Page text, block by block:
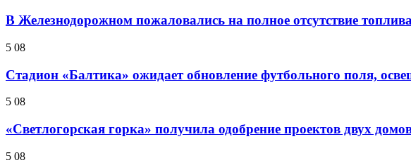
В Железнодорожном пожаловались на полное отсутствие
5 08
Стадион «Балтика» ожидает обновление футбольного поля,
5 08
«Светлогорская горка» получила одобрение проектов двух
5 08